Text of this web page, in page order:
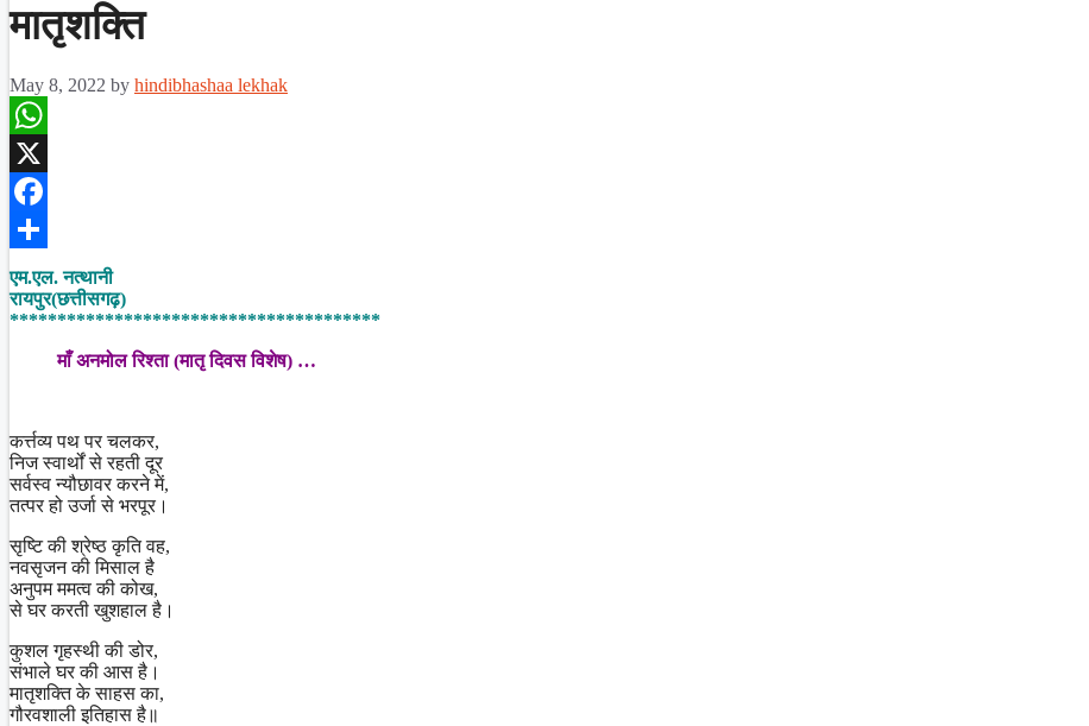
मातृशक्ति
May 8, 2022 by hindibhashaa lekhak
WhatsApp
X
Facebook
Share
एम.एल. नत्थानी
रायपुर(छत्तीसगढ़)
***************************************
माँ अनमोल रिश्ता (मातृ दिवस विशेष) …
कर्त्तव्य पथ पर चलकर,
निज स्वार्थों से रहती दूर
सर्वस्व न्यौछावर करने में,
तत्पर हो उर्जा से भरपूर।
सृष्टि की श्रेष्ठ कृति वह,
नवसृजन की मिसाल है
अनुपम ममत्व की कोख,
से घर करती खुशहाल है।
कुशल गृहस्थी की डोर,
संभाले घर की आस है।
मातृशक्ति के साहस का,
गौरवशाली इतिहास है॥